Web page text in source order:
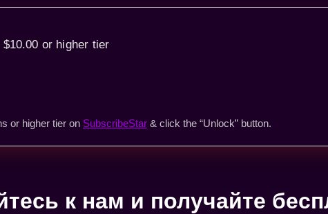
or higher tier
or higher tier on SubscribeStar & click the “Unlock” button.
к нам и получайте